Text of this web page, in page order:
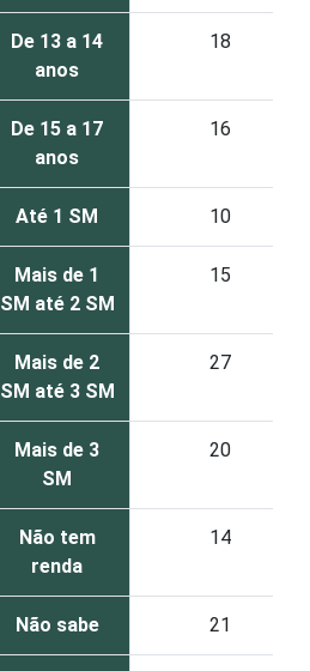
De 13 a 14
anos
18
De 15 a 17
anos
16
Até 1 SM 10
Mais de 1
SM até 2 SM
15
Mais de 2
SM até 3 SM
27
Mais de 3
SM
20
Não tem
renda
14
Não sabe 21